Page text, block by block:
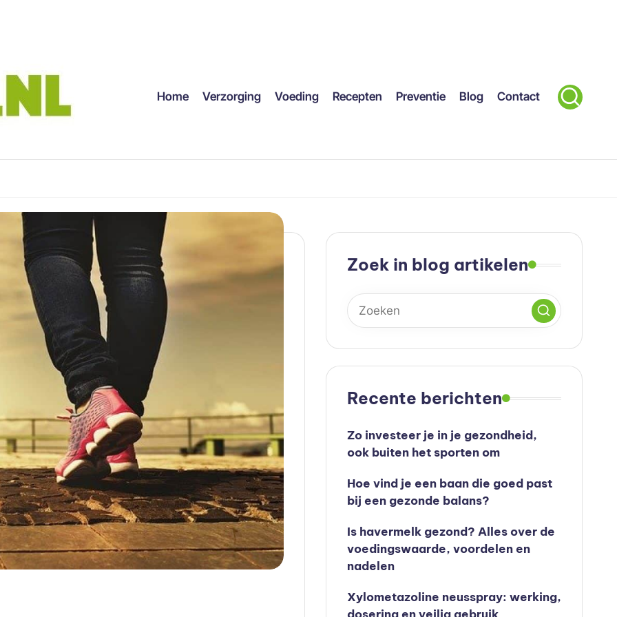
Home Verzorging Voeding Recepten Preventie Blog Contact
Zoek in blog artikelen
Recente berichten
Zo investeer je in je gezondheid,
ook buiten het sporten om
Hoe vind je een baan die goed past
bij een gezonde balans?
Is havermelk gezond? Alles over de
voedingswaarde, voordelen en
nadelen
Xylometazoline neusspray: werking,